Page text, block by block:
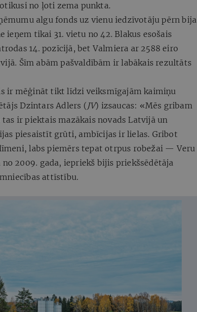
no ļoti zema punkta.
algu fonds uz vienu iedzīvotāju pērn bija
ieņem tikai 31. vietu no 42. Blakus esošais
14. pozīcijā, bet Valmiera ar 2588 eiro
Šīm abām pašvaldībām ir labākais rezultāts
ir mēģināt tikt līdzi veiksmīgajām kaimiņu
Dzintars Adlers (JV) izsaucas: «Mēs gribam
ir piektais mazākais novads Latvijā un
piesaistīt grūti, ambīcijas ir lielas. Gribot
labs piemērs tepat otrpus robežai — Veru
2009. gada, iepriekš bijis priekšsēdētāja
attīstību.